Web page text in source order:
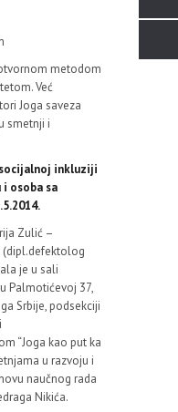
metodom
Već
Joga saveza
smetnji i
inkluziji
i osoba sa
Zulić –
(dipl.defektolog
je u sali
Palmotićevoj 37,
Srbije, podsekciji
“Joga kao put ka
u razvoju i
naučnog rada
Nikića.